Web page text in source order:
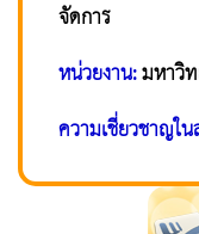
จัดการ
หน่วยงาน:มหาวิ
ความเชี่ยวชาญใน